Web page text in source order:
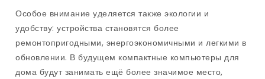
Особое внимание уделяется также экологии и
удобству: устройства становятся более
ремонтопригодными, энергоэкономичными и легкими в
обновлении. В будущем компактные компьютеры для
дома будут занимать ещё более значимое место,